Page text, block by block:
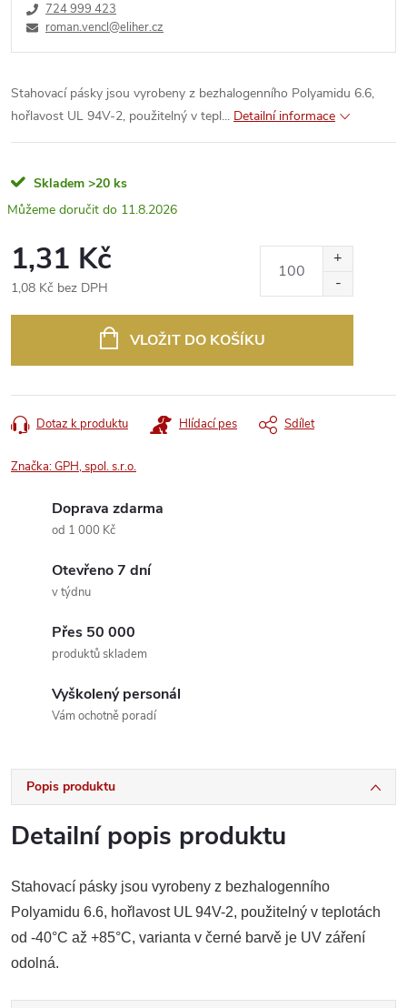
724 999 423
roman.vencl@eliher.cz
Stahovací pásky jsou vyrobeny z bezhalogenního Polyamidu 6.6,
hořlavost UL 94V-2, použitelný v tepl... Detailní informace
Skladem >20 ks
11.8.2026
1,31 Kč
1,08 Kč bez DPH
VLOŽIT DO KOŠÍKU
Dotaz k produktu Hlídací pes Sdílet
Značka:GPH, spol. s.r.o.
Doprava zdarma
od 1 000 Kč
Otevřeno 7 dní
v týdnu
Přes 50 000
produktů skladem
Vyškolený personál
Vám ochotně poradí
Popis produktu
Detailní popis produktu
Stahovací pásky jsou vyrobeny z bezhalogenního
Polyamidu 6.6, hořlavost UL 94V-2, použitelný v teplotách
od -40°C až +85°C, varianta v černé barvě je UV záření
odolná.